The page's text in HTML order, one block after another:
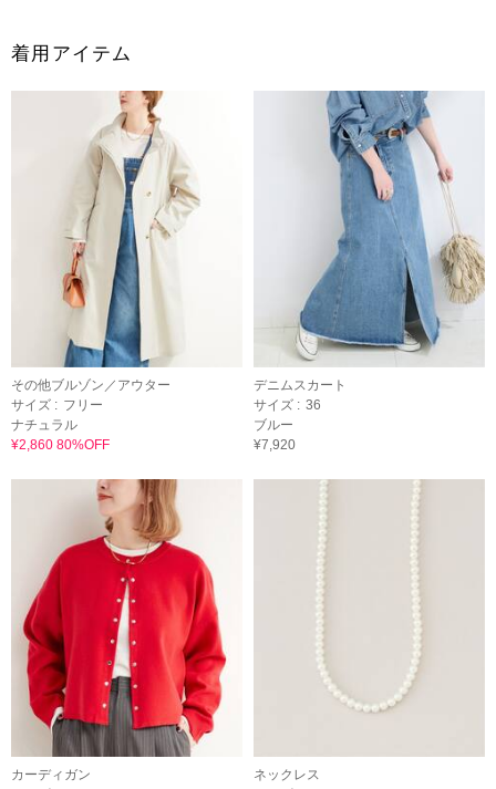
着用アイテム
その他ブルゾン／アウター
サイズ : フリー
ナチュラル
¥2,860 80%OFF
デニムスカート
サイズ : 36
ブルー
¥7,920
カーディガン
ネックレス